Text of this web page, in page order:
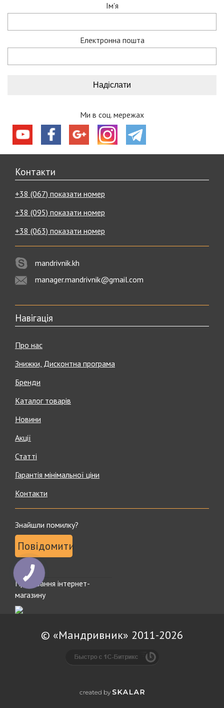
Ім'я
Електронна пошта
Ми в соц. мережах
Контакти
+38 (067) показати номер
+38 (095) показати номер
+38 (063) показати номер
mandrivnik.kh
manager.mandrivnik@gmail.com
Навігація
Про нас
Знижки, Дисконтна програма
Бренди
Каталог товарів
Новини
Акції
Статті
Гарантія мінімальної ціни
Контакти
Знайшли помилку?
Повідомити
Просування інтернет-
магазину
© «Мандривник» 2011-2026